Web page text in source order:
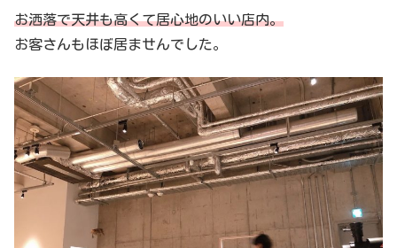
お洒落で天井も高くて居心地のいい店内。
お客さんもほぼ居ませんでした。